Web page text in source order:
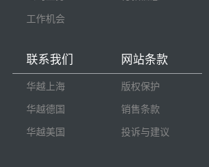
工作机会
联系我们
华越上海
华越德国
华越美国
网站条款
版权保护
销售条款
投诉与建议